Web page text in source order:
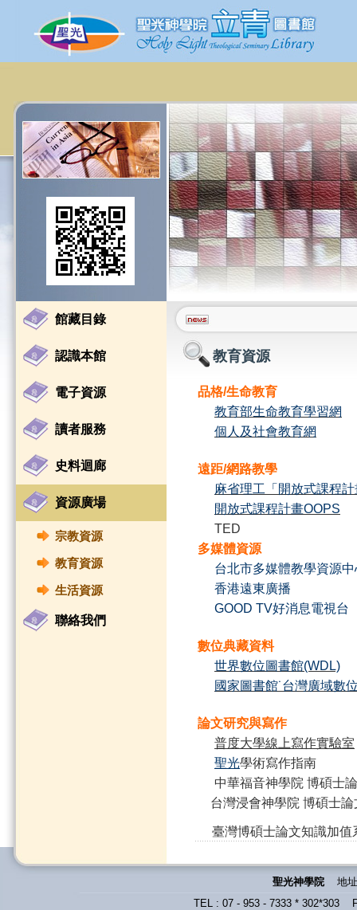
館藏目錄
認識本館
電子資源
讀者服務
史料迴廊
資源廣場
宗教資源
教育資源
生活資源
聯絡我們
教育資源
品格/生命教育
教育部生命教育學習網
個人及社會教育網
遠距/網路教學
麻省理工「開放式課程計
開放式課程計畫OOPS
TED
多媒體資源
台北市多媒體教學資源中
香港遠東廣播
GOOD TV好消息電視台
數位典藏資料
世界數位圖書館(WDL)
國家圖書館˙台灣廣域數
論文研究與寫作
普度大學線上寫作實驗室
聖光學術寫作指南
中華福音神學院 博碩士
台灣浸會神學院 博碩士論
臺灣博碩士論文知識加值
聖光神學院 地址
TEL : 07 - 953 - 7333 * 302*303